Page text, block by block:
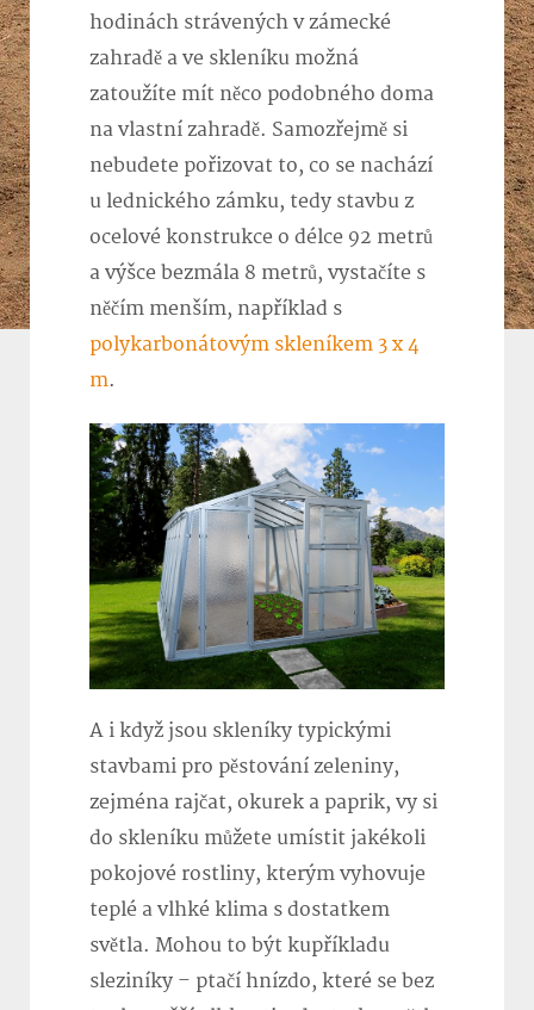
hodinách strávených v zámecké
zahradě a ve skleníku možná
zatoužíte mít něco podobného doma
na vlastní zahradě. Samozřejmě si
nebudete pořizovat to, co se nachází
u lednického zámku, tedy stavbu z
ocelové konstrukce o délce 92 metrů
a výšce bezmála 8 metrů, vystačíte s
něčím menším, například s
polykarbonátovým skleníkem 3 x 4
m.
A i když jsou skleníky typickými
stavbami pro pěstování zeleniny,
zejména rajčat, okurek a paprik, vy si
do skleníku můžete umístit jakékoli
pokojové rostliny, kterým vyhovuje
teplé a vlhké klima s dostatkem
světla. Mohou to být kupříkladu
sleziníky – ptačí hnízdo, které se bez